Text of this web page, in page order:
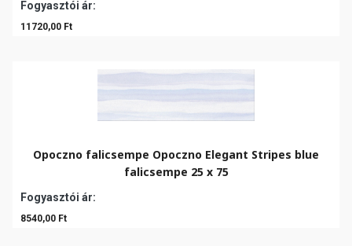
Fogyasztói ár:
11720,00 Ft
Opoczno falicsempe Opoczno Elegant Stripes blue
falicsempe 25 x 75
Fogyasztói ár:
8540,00 Ft